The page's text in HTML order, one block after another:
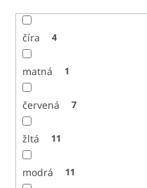
číra 4
matná 1
červená 7
žltá 11
modrá 11